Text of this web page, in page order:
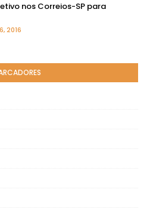
nos Correios-SP para
2016